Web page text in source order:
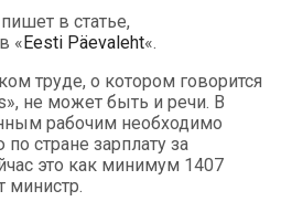
в статье,
«Eesti Päevaleht«.
труде, о котором говорится
не может быть и речи. В
рабочим необходимо
стране зарплату за
это как минимум 1407
министр.